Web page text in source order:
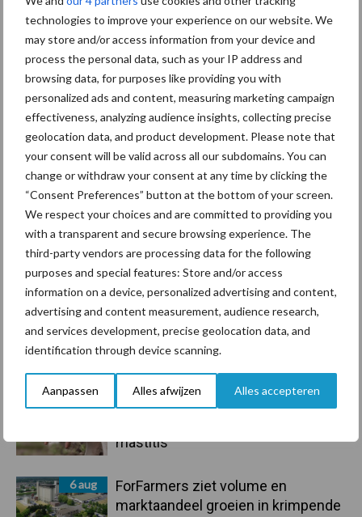
technologies to improve your experience on our website. We
may store and/or access information from your device and
process the personal data, such as your IP address and
browsing data, for purposes like providing you with
personalized ads and content, measuring marketing campaign
effectiveness, analyzing audience insights, collecting precise
geolocation data, and product development. Please note that
your consent will be valid across all our subdomains. You can
change or withdraw your consent at any time by clicking the
“Consent Preferences” button at the bottom of your screen.
We respect your choices and are committed to providing you
with a transparent and secure browsing experience. The
third-party vendors are processing data for the following
purposes and special features: Store and/or access
information on a device, personalized advertising and content,
advertising and content measurement, audience research,
and services development, precise geolocation data, and
identification through device scanning.
Aanpassen Alles afwijzen Alles accepteren
Primaire
Sidebar
Recent nieuws Partner nieuws
7 aug
Grondstoffenmarkt blijft grillig:
droogte en geopolitiek houden
handel in de greep
De speenhuid: een vaak
mastitis
6 aug
ForFarmers ziet volume en
marktaandeel groeien in krimpende
Mastitis Hittestress
Toon meer